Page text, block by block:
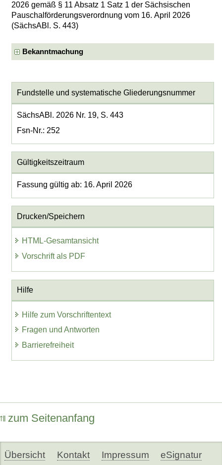
2026 gemäß § 11 Absatz 1 Satz 1 der Sächsischen
Pauschalförderungsverordnung vom 16. April 2026
(SächsABl. S. 443)
Bekanntmachung
Fundstelle und systematische Gliederungsnummer
SächsABl. 2026 Nr. 19, S. 443
Fsn-Nr.: 252
Gültigkeitszeitraum
Fassung gültig ab: 16. April 2026
Drucken/Speichern
HTML-Gesamtansicht
Vorschrift als PDF
Hilfe
Hilfe zum Vorschriftentext
Fragen und Antworten
Barrierefreiheit
zum Seitenanfang
Übersicht Kontakt Impressum eSignatur